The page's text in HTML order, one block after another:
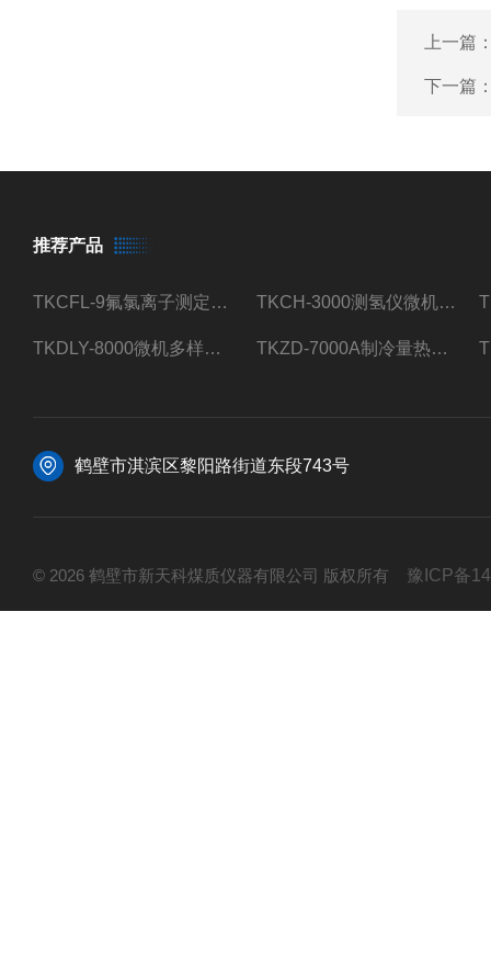
上一篇
下一篇
推荐产品
TKCFL-9氟氯离子测定仪自动煤质检测 TKCH-3000测氢仪微机氢元素测定煤质检测
TKDLY-8000微机多样测硫仪自动定硫仪化验室硫含量测定 TKZD-7000A制冷量热仪自动升降热值仪煤质检测
鹤壁市淇滨区黎阳路街道东段743号
© 2026 鹤壁市新天科煤质仪器有限公司 版权所有 豫ICP备